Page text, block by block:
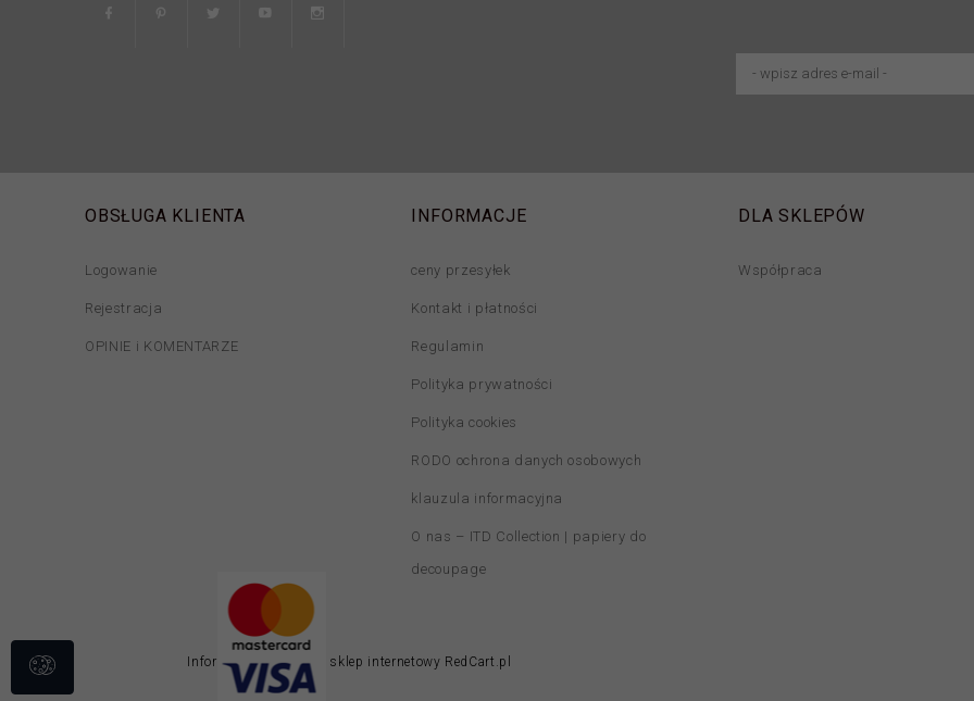
OBSŁUGA KLIENTA
Logowanie
Rejestracja
OPINIE i KOMENTARZE
INFORMACJE
ceny przesyłek
Kontakt i płatności
Regulamin
Polityka prywatności
Polityka cookies
RODO ochrona danych osobowych
klauzula informacyjna
O nas – ITD Collection | papiery do
decoupage
DLA SKLEPÓW
Współpraca
Informacja o cookies sklep internetowy RedCart.pl